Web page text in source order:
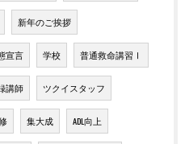
新年のご挨拶
宣言 学校 普通救命講習Ⅰ
講師 ツクイスタッフ
集大成 ADL向上